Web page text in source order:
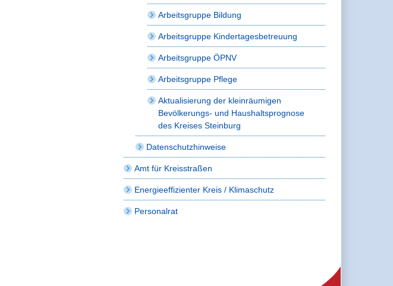
Arbeitsgruppe Bildung
Arbeitsgruppe Kindertagesbetreuung
Arbeitsgruppe ÖPNV
Arbeitsgruppe Pflege
Aktualisierung der kleinräumigen
Bevölkerungs- und Haushaltsprognose
des Kreises Steinburg
Datenschutzhinweise
Amt für Kreisstraßen
Energieeffizienter Kreis / Klimaschutz
Personalrat